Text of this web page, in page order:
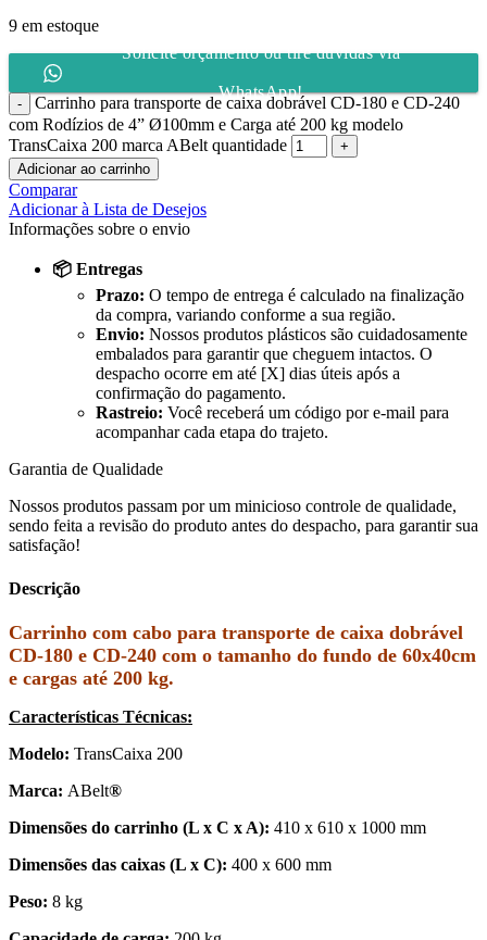
9 em estoque
Solicite orçamento ou tire dúvidas via
WhatsApp!
Carrinho para transporte de caixa dobrável CD-180 e CD-240
com Rodízios de 4” Ø100mm e Carga até 200 kg modelo
TransCaixa 200 marca ABelt quantidade
Adicionar ao carrinho
Comparar
Adicionar à Lista de Desejos
Informações sobre o envio
📦 Entregas
Prazo: O tempo de entrega é calculado na finalização
da compra, variando conforme a sua região.
Envio: Nossos produtos plásticos são cuidadosamente
embalados para garantir que cheguem intactos. O
despacho ocorre em até [X] dias úteis após a
confirmação do pagamento.
Rastreio: Você receberá um código por e-mail para
acompanhar cada etapa do trajeto.
Garantia de Qualidade
Nossos produtos passam por um minicioso controle de qualidade,
sendo feita a revisão do produto antes do despacho, para garantir sua
satisfação!
Descrição
Carrinho com cabo para transporte de caixa dobrável
CD-180 e CD-240 com o tamanho do fundo de 60x40cm
e cargas até 200 kg.
Características Técnicas:
Modelo: TransCaixa 200
Marca: ABelt®
Dimensões do carrinho (L x C x A): 410 x 610 x 1000 mm
Dimensões das caixas (L x C): 400 x 600 mm
Peso: 8 kg